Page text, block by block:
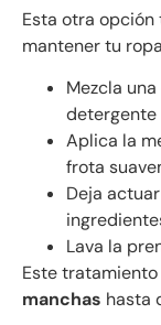
Esta otra
mantener tu
Mezcla
detergente
Aplica la
frota
Deja
Lava la
Este tratamiento
manchas hasta